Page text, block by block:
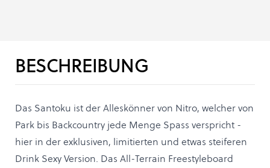
BESCHREIBUNG
Das Santoku ist der Alleskönner von Nitro, welcher von
Park bis Backcountry jede Menge Spass verspricht -
hier in der exklusiven, limitierten und etwas steiferen
Drink Sexy Version. Das All-Terrain Freestyleboard